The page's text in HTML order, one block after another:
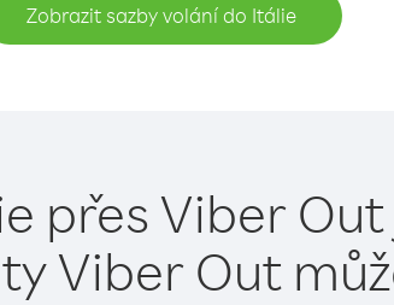
Zobrazit sazby volání do Itálie
přes Viber
Viber Out